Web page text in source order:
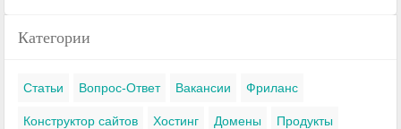
Категории
Статьи Вопрос-Ответ Вакансии Фриланс
Конструктор сайтов Хостинг Домены Продукты